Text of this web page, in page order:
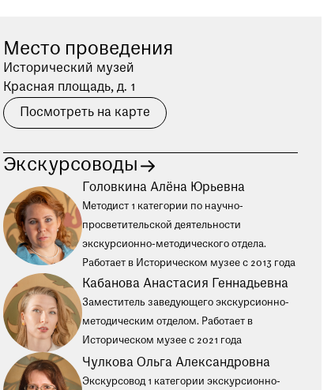
Место проведения
Исторический музей
Красная площадь, д. 1
Посмотреть на карте
Экскурсоводы
Головкина Алёна Юрьевна
Методист 1 категории по научно-
просветительской деятельности
экскурсионно-методического отдела.
Работает в Историческом музее с 2013 года
Кабанова Анастасия Геннадьевна
Заместитель заведующего экскурсионно-
методическим отделом. Работает в
Историческом музее c 2021 года
Чулкова Ольга Александровна
Экскурсовод 1 категории экскурсионно-